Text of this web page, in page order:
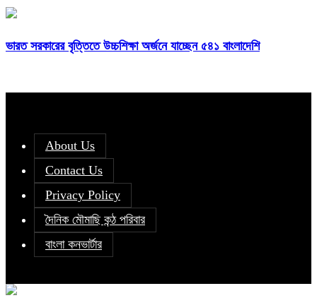
ভারত সরকারের বৃত্তিতে উচ্চশিক্ষা অর্জনে যাচ্ছেন ৫৪১ বাংলাদেশি
About Us
Contact Us
Privacy Policy
দৈনিক মৌমাছি কন্ঠ পরিবার
বাংলা কনভার্টার